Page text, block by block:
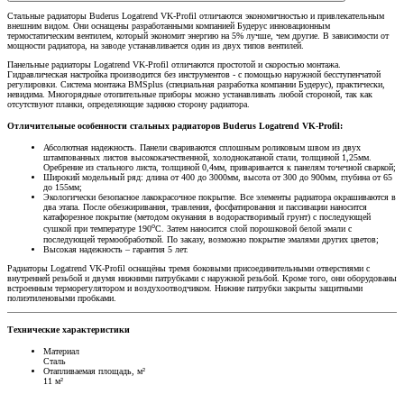
Стальные радиаторы Buderus Logatrend VK-Profil отличаются экономичностью и привлекательным
внешним видом. Они оснащены разработанными компанией Будерус инновационным
термостатическим вентилем, который экономит энергию на 5% лучше, чем другие. В зависимости от
мощности радиатора, на заводе устанавливается один из двух типов вентилей.
Панельные радиаторы Logatrend VK-Profil отличаются простотой и скоростью монтажа.
Гидравлическая настройка производится без инструментов - с помощью наружной бесступенчатой
регулировки. Система монтажа BMSplus (специальная разработка компании Будерус), практически,
невидима. Многорядные отопительные приборы можно устанавливать любой стороной, так как
отсутствуют планки, определяющие заднюю сторону радиатора.
Отличительные особенности стальных радиаторов Buderus Logatrend VK-Profil:
Абсолютная надежность. Панели свариваются сплошным роликовым швом из двух
штампованных листов высококачественной, холоднокатаной стали, толщиной 1,25мм.
Оребрение из стального листа, толщиной 0,4мм, приваривается к панелям точечной сваркой;
Широкий модельный ряд: длина от 400 до 3000мм, высота от 300 до 900мм, глубина от 65
до 155мм;
Экологически безопасное лакокрасочное покрытие. Все элементы радиатора окрашиваются в
два этапа. После обезжиривания, травления, фосфатирования и пассивации наносится
катафорезное покрытие (методом окунания в водорастворимый грунт) с последующей
сушкой при температуре 190оС. Затем наносится слой порошковой белой эмали с
последующей термообработкой. По заказу, возможно покрытие эмалями других цветов;
Высокая надежность – гарантия 5 лет.
Радиаторы Logatrend VK-Profil оснащёны тремя боковыми присоединительными отверстиями с
внутренней резьбой и двумя нижними патрубками с наружной резьбой. Кроме того, они оборудованы
встроенным терморегулятором и воздухоотводчиком. Нижние патрубки закрыты защитными
полиэтиленовыми пробками.
Технические характеристики
Материал
Сталь
Отапливаемая площадь, м²
11 м²